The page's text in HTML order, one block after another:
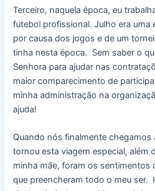
Terceiro, naquela época, eu
futebol profissional. Julho era uma
por causa dos jogos e de um
tinha nesta época. Sem saber o
Senhora para ajudar nas
maior comparecimento de
minha administração na
ajuda!
Quando nós finalmente chegamos
tornou esta viagem especial, além
minha mãe, foram os sentimentos
que preencheram todo o meu ser.